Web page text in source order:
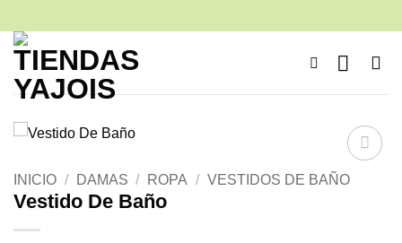
al
contenido
Añadir
INICIO / DAMAS / ROPA / VESTIDOS DE BAÑO
Vestido De Baño